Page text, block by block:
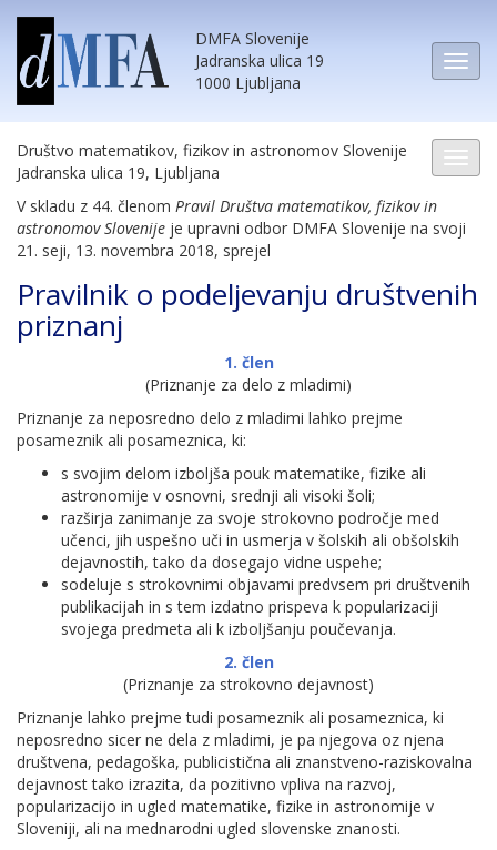
DMFA Slovenije
Jadranska ulica 19
1000 Ljubljana
Društvo matematikov, fizikov in astronomov Slovenije
Jadranska ulica 19, Ljubljana
V skladu z 44. členom Pravil Društva matematikov, fizikov in
astronomov Slovenije je upravni odbor DMFA Slovenije na svoji
21. seji, 13. novembra 2018, sprejel
Pravilnik o podeljevanju društvenih
priznanj
1. člen
(Priznanje za delo z mladimi)
Priznanje za neposredno delo z mladimi lahko prejme
posameznik ali posameznica, ki:
s svojim delom izboljša pouk matematike, fizike ali
astronomije v osnovni, srednji ali visoki šoli;
razširja zanimanje za svoje strokovno področje med
učenci, jih uspešno uči in usmerja v šolskih ali obšolskih
dejavnostih, tako da dosegajo vidne uspehe;
sodeluje s strokovnimi objavami predvsem pri društvenih
publikacijah in s tem izdatno prispeva k popularizaciji
svojega predmeta ali k izboljšanju poučevanja.
2. člen
(Priznanje za strokovno dejavnost)
Priznanje lahko prejme tudi posameznik ali posameznica, ki
neposredno sicer ne dela z mladimi, je pa njegova oz njena
društvena, pedagoška, publicistična ali znanstveno-raziskovalna
dejavnost tako izrazita, da pozitivno vpliva na razvoj,
popularizacijo in ugled matematike, fizike in astronomije v
Sloveniji, ali na mednarodni ugled slovenske znanosti.